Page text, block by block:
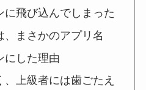
に飛び込んでしまった
、まさかのアプリ名
にした理由
上級者には歯ごたえ